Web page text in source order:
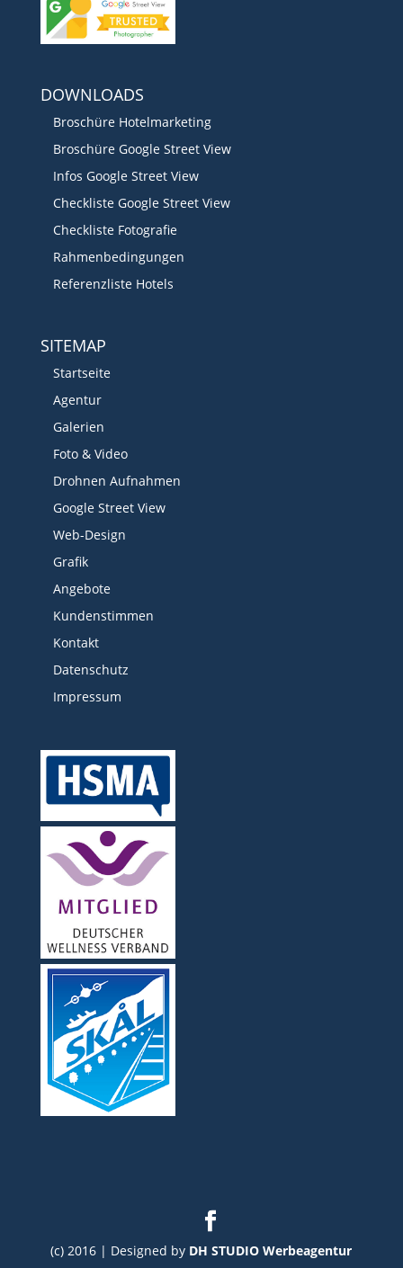
DOWNLOADS
Broschüre Hotelmarketing
Broschüre Google Street View
Infos Google Street View
Checkliste Google Street View
Checkliste Fotografie
Rahmenbedingungen
Referenzliste Hotels
SITEMAP
Startseite
Agentur
Galerien
Foto & Video
Drohnen Aufnahmen
Google Street View
Web-Design
Grafik
Angebote
Kundenstimmen
Kontakt
Datenschutz
Impressum
(c) 2016 | Designed by DH STUDIO Werbeagentur